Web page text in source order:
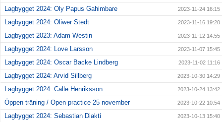
Lagbygget 2024: Oly Papus Gahimbare 2023-11-24 16:15
Lagbygget 2024: Oliwer Stedt 2023-11-16 19:20
Lagbygget 2023: Adam Westin 2023-11-12 14:55
Lagbygget 2024: Love Larsson 2023-11-07 15:45
Lagbygget 2024: Oscar Backe Lindberg 2023-11-02 11:16
Lagbygget 2024: Arvid Sillberg 2023-10-30 14:29
Lagbygget 2024: Calle Henriksson 2023-10-24 13:42
Öppen träning / Open practice 25 november 2023-10-22 10:54
Lagbygget 2024: Sebastian Diakti 2023-10-13 15:40